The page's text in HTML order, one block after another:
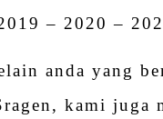
– 2020 –
anda yang
kami juga